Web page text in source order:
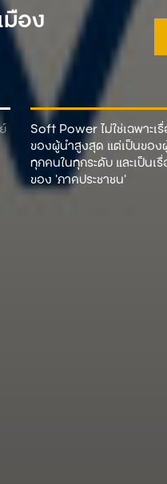
Soft Power ไม่ใช่เฉพาะเรื่
ของผู้นําสูงสุด แต่เป็นของ
ทุกคนในทุกระดับ และเป็นเรื่
ของ ‘ภาคประชาชน’
มือง